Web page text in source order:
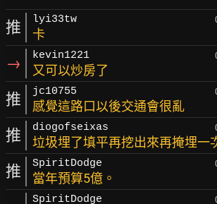
推 lyi33tw
卡
→ kevin1221
又可以炒房了
推 jc10755
感覺這路口以後交通會很亂
推 diogofseixas
垃圾埋了填平再挖出來再掩埋一
推 SpiritDodge
當年預算5億。
SpiritDodge